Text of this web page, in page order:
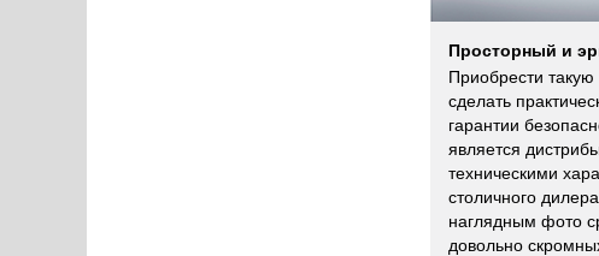
Просторный и
Приобрести
сделать
гарантии
является
техническими
столичного
наглядным фото
довольно